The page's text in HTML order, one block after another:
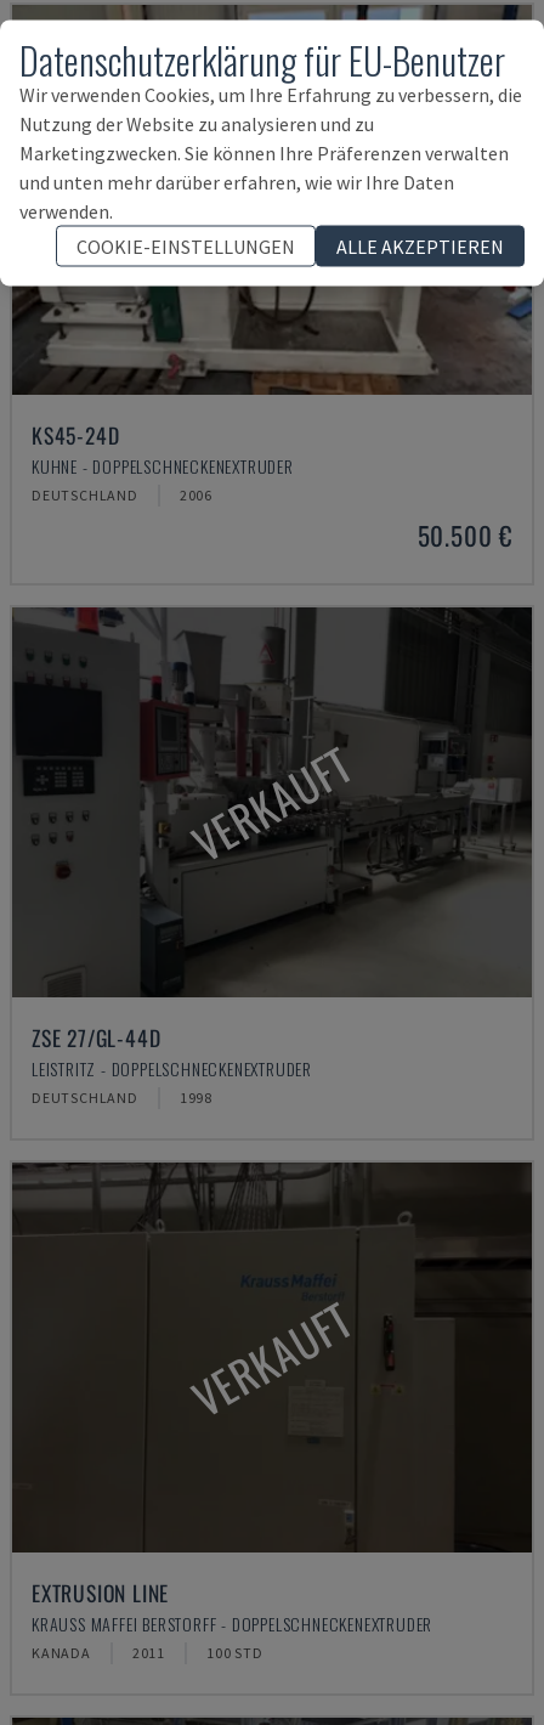
KS45-24D
KUHNE - DOPPELSCHNECKENEXTRUDER
DEUTSCHLAND 2006
50.500 €
VERKAUFT
ZSE 27/GL-44D
LEISTRITZ - DOPPELSCHNECKENEXTRUDER
DEUTSCHLAND 1998
VERKAUFT
EXTRUSION LINE
KRAUSS MAFFEI BERSTORFF - DOPPELSCHNECKENEXTRUDER
KANADA 2011 100 STD
Datenschutzerklärung für EU-Benutzer
Wir verwenden Cookies, um Ihre Erfahrung zu verbessern, die
Nutzung der Website zu analysieren und zu
Marketingzwecken. Sie können Ihre Präferenzen verwalten
und unten mehr darüber erfahren, wie wir Ihre Daten
verwenden.
COOKIE-EINSTELLUNGEN
ALLE AKZEPTIEREN